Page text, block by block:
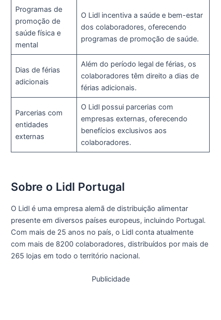
Programas de
promoção de
saúde física e
mental
O Lidl incentiva a saúde e bem-estar
dos colaboradores, oferecendo
programas de promoção de saúde.
Dias de férias
adicionais
Além do período legal de férias, os
colaboradores têm direito a dias de
férias adicionais.
Parcerias com
entidades
externas
O Lidl possui parcerias com
empresas externas, oferecendo
benefícios exclusivos aos
colaboradores.
Sobre o Lidl Portugal
O Lidl é uma empresa alemã de distribuição alimentar
presente em diversos países europeus, incluindo Portugal.
Com mais de 25 anos no país, o Lidl conta atualmente
com mais de 8200 colaboradores, distribuídos por mais de
265 lojas em todo o território nacional.
Publicidade